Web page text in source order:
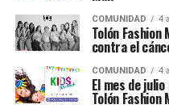
COMUNIDAD 4
Tolón
contra el
COMUNIDAD 4
El mes de
Tolón Fashion